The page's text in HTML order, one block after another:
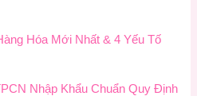
Hóa Mới Nhất & 4 Yếu Tố
Nhập Khẩu Chuẩn Quy Định